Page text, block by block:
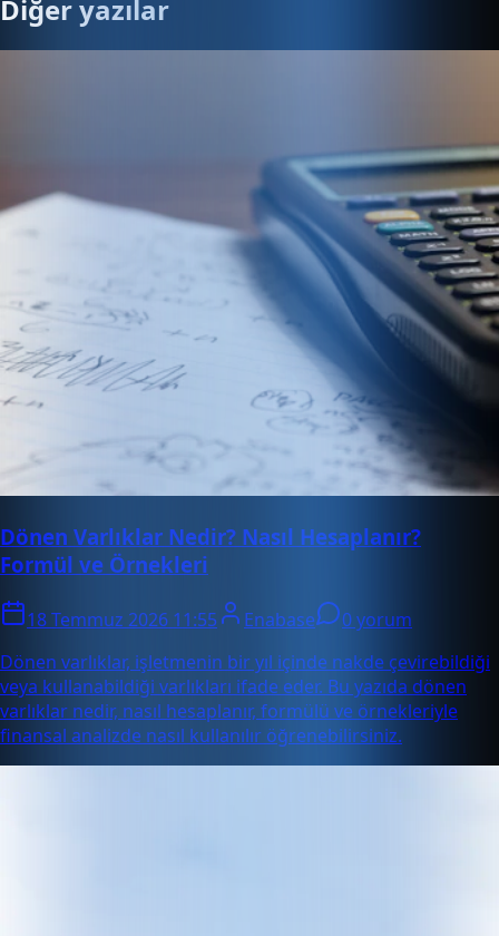
Diğer yazılar
Dönen Varlıklar Nedir? Nasıl Hesaplanır?
Formül ve Örnekleri
18 Temmuz 2026 11:55 Enabase
0 yorum
Dönen varlıklar, işletmenin bir yıl içinde nakde çevirebildiği
veya kullanabildiği varlıkları ifade eder. Bu yazıda dönen
varlıklar nedir, nasıl hesaplanır, formülü ve örnekleriyle
finansal analizde nasıl kullanılır öğrenebilirsiniz.